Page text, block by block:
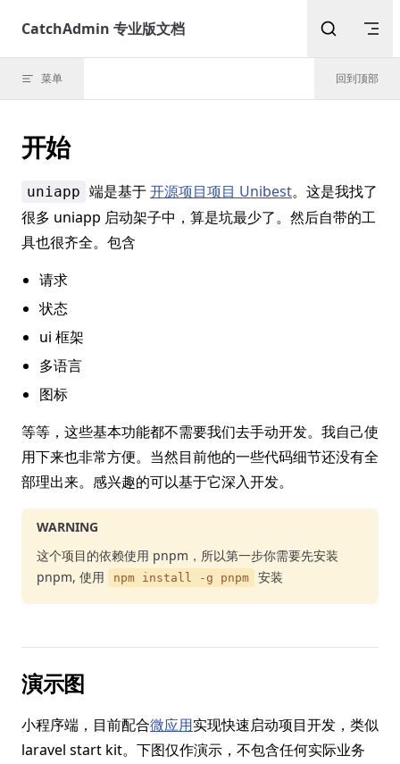
Skip to content
CatchAdmin 专业版文档
菜单 回到顶部
开始
uniapp 端是基于开源项目项目 Unibest。这是我找了
很多 uniapp 启动架子中，算是坑最少了。然后自带的工
具也很齐全。包含
请求
状态
ui 框架
多语言
图标
等等，这些基本功能都不需要我们去手动开发。我自己使
用下来也非常方便。当然目前他的一些代码细节还没有全
部理出来。感兴趣的可以基于它深入开发。
WARNING
这个项目的依赖使用 pnpm，所以第一步你需要先安装
pnpm, 使用
npm install -g pnpm 安装
演示图
小程序端，目前配合微应用实现快速启动项目开发，类似
laravel start kit。下图仅作演示，不包含任何实际业务